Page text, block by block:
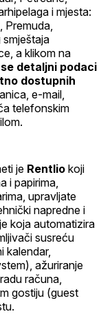
i mjesta:
Premuda,
a klikom na
detaljni podaci
dostupnih
e-mail,
telefonskim
je Rentlio koji
i papirima,
upravljate
napredne i
koja automatizira
susreću
kalendar,
ažuriranje
računa,
gostiju (guest